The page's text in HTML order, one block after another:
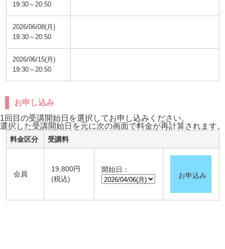
19:30～20:50
2026/06/08(月)
19:30～20:50
2026/06/15(月)
19:30～20:50
お申し込み
1回目の受講開始日を選択してお申し込みください。
選択した受講開始日を元に次の画面で料金が再計算されます。
料金区分 受講料
会員
19,800円
(税込)
開始日：
お申込み